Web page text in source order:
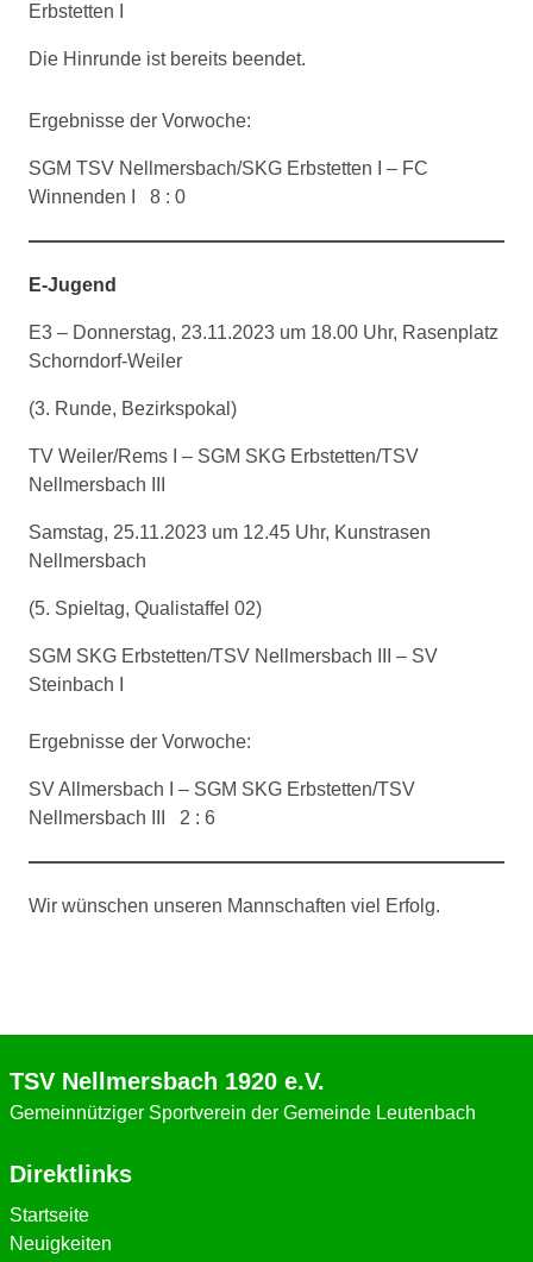
Erbstetten I
Die Hinrunde ist bereits beendet.
Ergebnisse der Vorwoche:
SGM TSV Nellmersbach/SKG Erbstetten I – FC
Winnenden I 8 : 0
E-Jugend
E3 – Donnerstag, 23.11.2023 um 18.00 Uhr, Rasenplatz
Schorndorf-Weiler
(3. Runde, Bezirkspokal)
TV Weiler/Rems I – SGM SKG Erbstetten/TSV
Nellmersbach III
Samstag, 25.11.2023 um 12.45 Uhr, Kunstrasen
Nellmersbach
(5. Spieltag, Qualistaffel 02)
SGM SKG Erbstetten/TSV Nellmersbach III – SV
Steinbach I
Ergebnisse der Vorwoche:
SV Allmersbach I – SGM SKG Erbstetten/TSV
Nellmersbach III 2 : 6
Wir wünschen unseren Mannschaften viel Erfolg.
TSV Nellmersbach 1920 e.V.
Gemeinnütziger Sportverein der Gemeinde Leutenbach
Direktlinks
Startseite
Neuigkeiten